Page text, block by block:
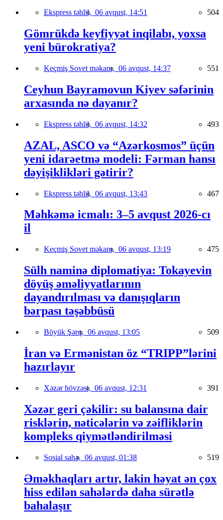
Ekspress təhlil, 06 avqust, 14:51 504
Gömrükdə keyfiyyət inqilabı, yoxsa
yeni bürokratiya?
Keçmiş Sovet məkanı, 06 avqust, 14:37 551
Ceyhun Bayramovun Kiyev səfərinin
arxasında nə dayanır?
Ekspress təhlil, 06 avqust, 14:32 493
AZAL, ASCO və “Azərkosmos” üçün
yeni idarəetmə modeli: Fərman hansı
dəyişiklikləri gətirir?
Ekspress təhlil, 06 avqust, 13:43 467
Məhkəmə icmalı: 3–5 avqust 2026-cı
il
Keçmiş Sovet məkanı, 06 avqust, 13:19 475
Sülh naminə diplomatiya: Tokayevin
döyüş əməliyyatlarının
dayandırılması və danışıqların
bərpası təşəbbüsü
Böyük Şərq, 06 avqust, 13:05 509
İran və Ermənistan öz “TRIPP”lərini
hazırlayır
Xəzər hövzəsi, 06 avqust, 12:31 391
Xəzər geri çəkilir: su balansına dair
risklərin, nəticələrin və zəifliklərin
kompleks qiymətləndirilməsi
Sosial sahə, 06 avqust, 01:38 519
Əməkhaqları artır, lakin həyat ən çox
hiss edilən sahələrdə daha sürətlə
bahalaşır